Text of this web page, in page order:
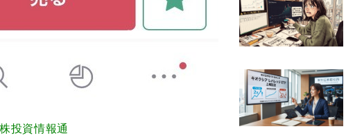
投資情報通